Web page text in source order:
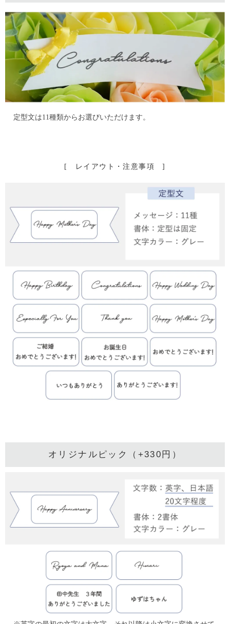
定型文は11種類からお選びいただけます。
[ レイアウト・注意事項 ]
オリジナルピック（+330円）